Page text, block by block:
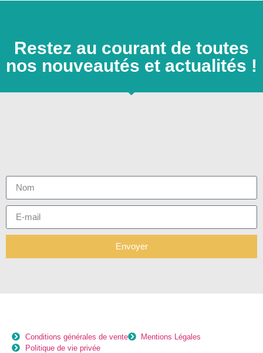
Restez au courant de toutes
nos nouveautés et actualités !
Envoyer
Conditions générales de vente
Mentions Légales
Politique de vie privée